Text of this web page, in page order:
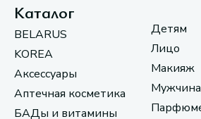
Каталог
BELARUS
KOREA
Аксессуары
Аптечная косметика
БАДы и витамины
Детям
Лицо
Макияж